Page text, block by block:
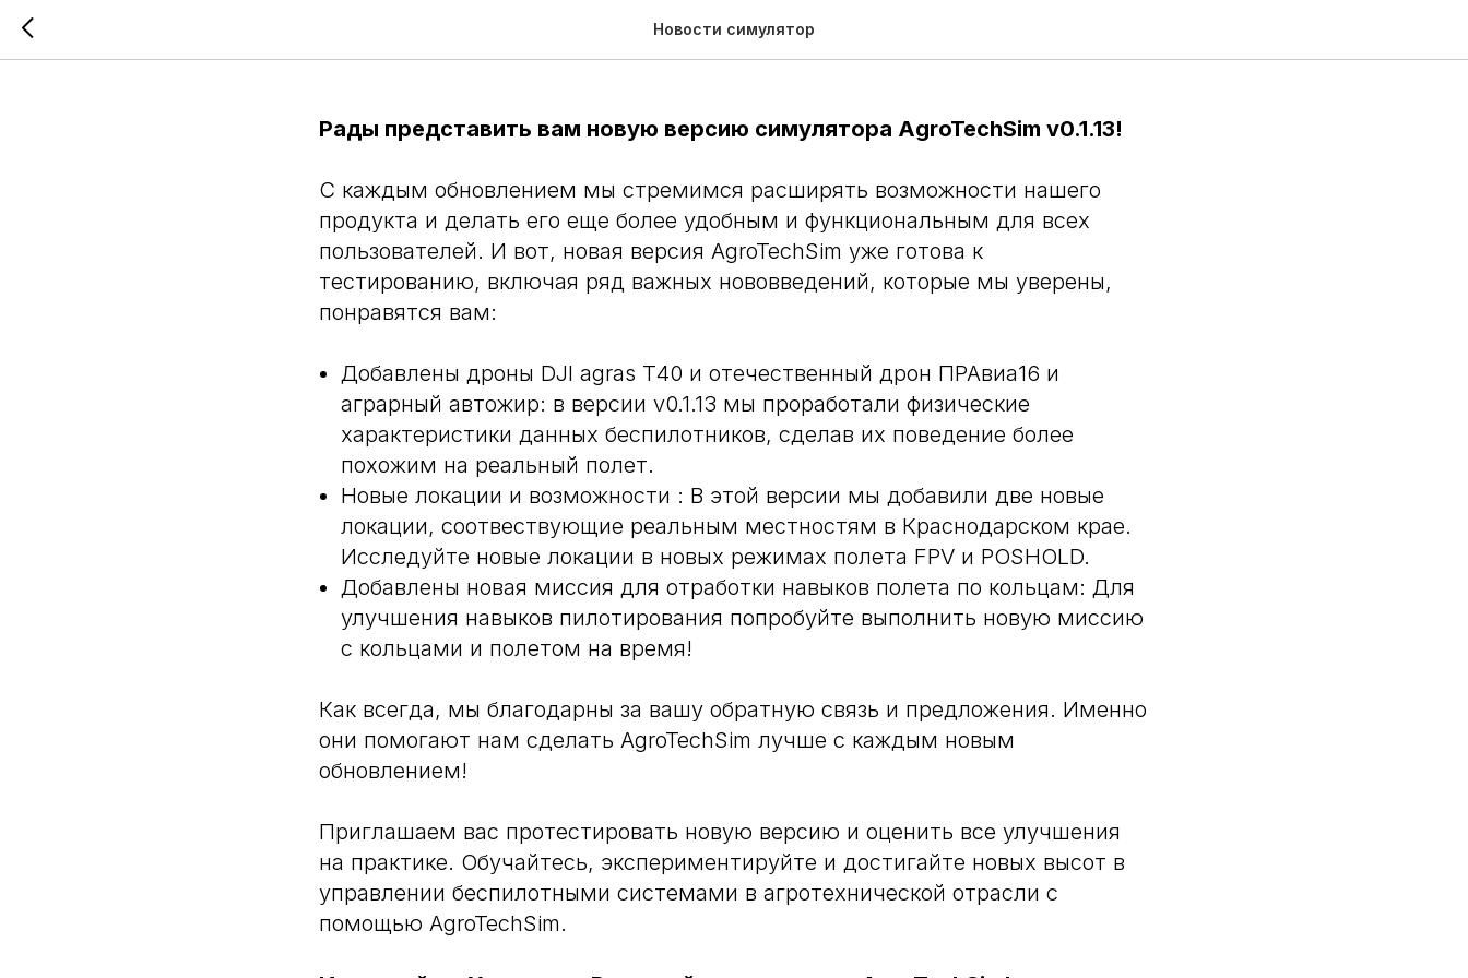
Новости симулятор
Новая версия симулятора
Рады представить вам новую версию симулятора AgroTechSim v0.1.13!
С каждым обновлением мы стремимся расширять возможности нашего
продукта и делать его еще более удобным и функциональным для всех
пользователей. И вот, новая версия AgroTechSim уже готова к
тестированию, включая ряд важных нововведений, которые мы уверены,
понравятся вам:
Добавлены дроны DJI agras T40 и отечественный дрон ПРАвиа16 и
аграрный автожир: в версии v0.1.13 мы проработали физические
характеристики данных беспилотников, сделав их поведение более
похожим на реальный полет.
Новые локации и возможности : В этой версии мы добавили две новые
локации, соотвествующие реальным местностям в Краснодарском крае.
Исследуйте новые локации в новых режимах полета FPV и POSHOLD.
Добавлены новая миссия для отработки навыков полета по кольцам: Для
улучшения навыков пилотирования попробуйте выполнить новую миссию
с кольцами и полетом на время!
Как всегда, мы благодарны за вашу обратную связь и предложения. Именно
они помогают нам сделать AgroTechSim лучше с каждым новым
обновлением!
Приглашаем вас протестировать новую версию и оценить все улучшения
на практике. Обучайтесь, экспериментируйте и достигайте новых высот в
управлении беспилотными системами в агротехнической отрасли с
помощью AgroTechSim.